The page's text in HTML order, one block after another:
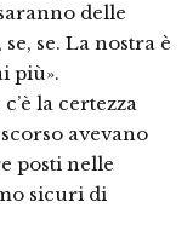
delle
se. La nostra è
più».
la certezza
avevano
posti nelle
sicuri di